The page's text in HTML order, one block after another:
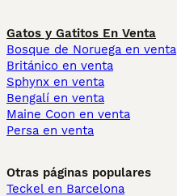
Gatos y Gatitos En Venta
Bosque de Noruega en venta
Británico en venta
Sphynx en venta
Bengalí en venta
Maine Coon en venta
Persa en venta
Otras páginas populares
Teckel en Barcelona